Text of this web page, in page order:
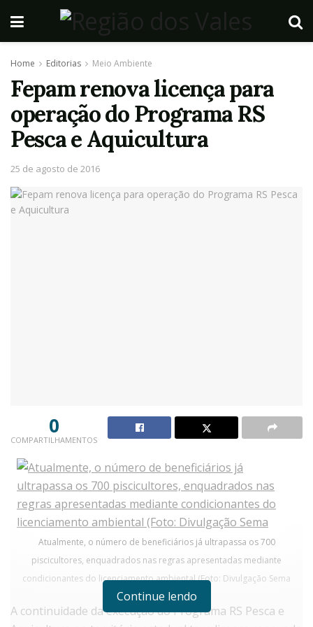
Home Editorias Meio Ambiente
Fepam renova licença para
operação do Programa RS
Pesca e Aquicultura
25 de agosto de 2016
0
COMPARTILHAMENTOS
Atualmente, o número de beneficiários já ultrapassa os 700
piscicultores, enquadrados nas regras apresentadas mediante
condicionantes do licenciamento ambiental (Foto: Divulgação Sema
A continuidade da execução do Programa RS Pesca e
Continue lendo